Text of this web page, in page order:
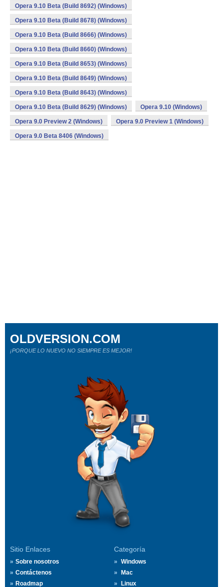
Opera 9.10 Beta (Build 8692) (Windows)
Opera 9.10 Beta (Build 8678) (Windows)
Opera 9.10 Beta (Build 8666) (Windows)
Opera 9.10 Beta (Build 8660) (Windows)
Opera 9.10 Beta (Build 8653) (Windows)
Opera 9.10 Beta (Build 8649) (Windows)
Opera 9.10 Beta (Build 8643) (Windows)
Opera 9.10 Beta (Build 8629) (Windows) Opera 9.10 (Windows)
Opera 9.0 Preview 2 (Windows) Opera 9.0 Preview 1 (Windows)
Opera 9.0 Beta 8406 (Windows)
Sitio Enlaces
Sobre nosotros
Contáctenos
Roadmap
Categoría
Windows
Mac
Linux
OLDVERSION.COM
¡PORQUE LO NUEVO NO SIEMPRE ES MEJOR!